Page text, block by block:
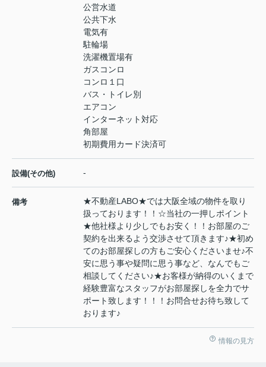
公営水道
公共下水
電気有
駐輪場
洗濯機置場有
ガスコンロ
コンロ１口
バス・トイレ別
エアコン
インターネット対応
角部屋
初期費用カード決済可
設備(その他) -
備考
★不動産LABO★では大阪全域の物件を取り
扱っております！！☆当社の一押しポイント
★他社様より少しでもお安く！！お部屋のご
契約を出来るよう交渉させて頂きます♪★初め
てのお部屋探しの方もご安心くださいませ♪不
安に思う事や疑問に思う事など、なんでもご
相談してください♪★お客様が納得のいくまで
経験豊富なスタッフがお部屋探しを全力でサ
ポート致します！！！お問合せお待ち致して
おります♪
情報の見方